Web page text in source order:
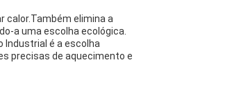
calor.Também elimina a
a uma escolha ecológica.
Industrial é a escolha
precisas de aquecimento e